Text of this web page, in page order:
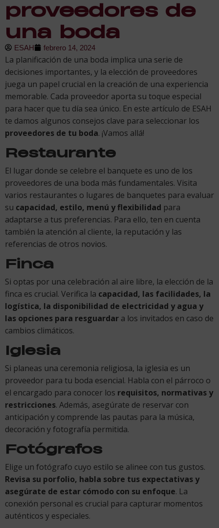
proveedores de
una boda
ESAH febrero 14, 2024
La planificación de una boda implica una serie de
decisiones importantes, y la elección de proveedores
juega un papel crucial en la creación de una experiencia
memorable. Cada proveedor aporta su toque especial
para hacer que tu día sea único. En este artículo de ESAH
te damos algunos consejos clave para seleccionar los
proveedores de tu boda. ¡Vamos allá!
Restaurante
El lugar donde se celebre el banquete es uno de los
proveedores de una boda más fundamentales. Visita
varios restaurantes o lugares de banquetes para evaluar
su capacidad, estilo, menú y flexibilidad para
adaptarse a tus preferencias. Para ello, ten en cuenta
también la atención al cliente, la reputación y las
referencias de otros novios.
Finca
Si optas por una celebración al aire libre, la elección de la
finca es crucial. Verifica la capacidad, las facilidades, la
logística, la disponibilidad de electricidad y agua y
las opciones para resguardar a los invitados en caso de
cambios climáticos.
Iglesia
Si planeas una ceremonia religiosa, la iglesia es un
proveedor para tu boda esencial. Habla con el párroco o
el encargado para conocer los requisitos, normativas y
restricciones. Además, asegúrate de reservar con
anticipación y comprende las pautas para la música,
decoración y fotografía permitida.
Fotógrafos
Elige un fotógrafo cuyo estilo se alinee con tus gustos.
Revisa su porfolio, habla sobre tus expectativas y
asegúrate de estar cómodo con su enfoque. La
conexión personal es crucial para capturar momentos
auténticos y especiales.